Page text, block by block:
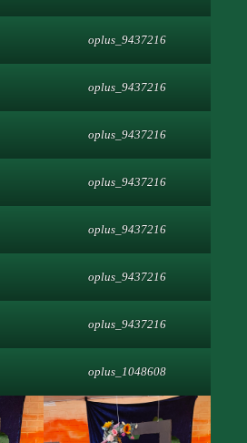
oplus_9437216
oplus_9437216
oplus_9437216
oplus_9437216
oplus_9437216
oplus_9437216
oplus_9437216
oplus_1048608